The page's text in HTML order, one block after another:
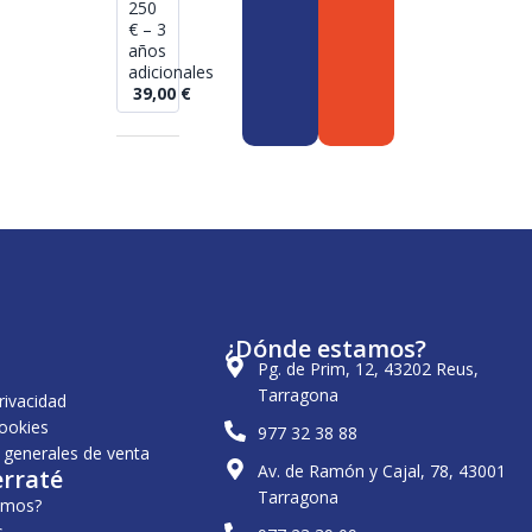
250
€ – 3
años
adicionales
39,00 €
de venta
¿Dónde estamos?
Pg. de Prim, 12, 43202 Reus,
Tarragona
977 32 38 88
Av. de Ramón y Cajal, 78, 43001
Tarragona